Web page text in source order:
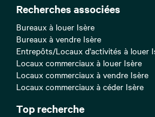
Recherches associées
Bureaux à louer Isère
Bureaux à vendre Isère
Entrepôts/Locaux d'activités à louer
Locaux commerciaux à louer Isère
Locaux commerciaux à vendre Isère
Locaux commerciaux à céder Isère
Top recherche